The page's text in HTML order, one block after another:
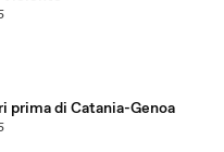
prima di Catania-Genoa